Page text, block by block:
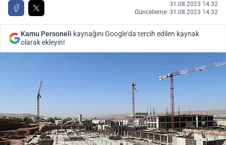
31.08.2023 14:32
Güncelleme: 31.08.2023 14:32
Kamu Personeli kaynağını Google'da tercih edilen kaynak
olarak ekleyin!